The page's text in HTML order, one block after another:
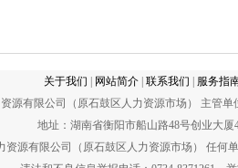
关于我们 网站简介 联系我们 服务指
源有限公司（原石鼓区人力资源市场） 主管
地址：湖南省衡阳市船山路48号创业大厦
资源有限公司（原石鼓区人力资源市场） 任何